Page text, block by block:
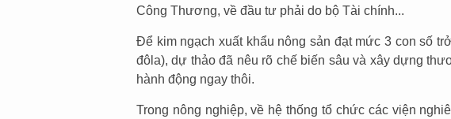
Công Thương, về đầu tư phải do bộ Tài chính...
Để kim ngạch xuất khẩu nông sản đạt mức 3 con số
đôla), dự thảo đã nêu rõ chế biến sâu và xây dựng
hành động ngay thôi.
Trong nông nghiệp, về hệ thống tổ chức các viện